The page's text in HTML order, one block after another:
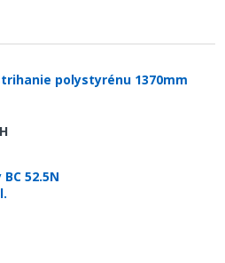
polystyrénu 1370mm
52.5N